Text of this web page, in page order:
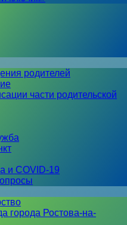
родителей
части родительской
и COVID-19
города Ростова-на-